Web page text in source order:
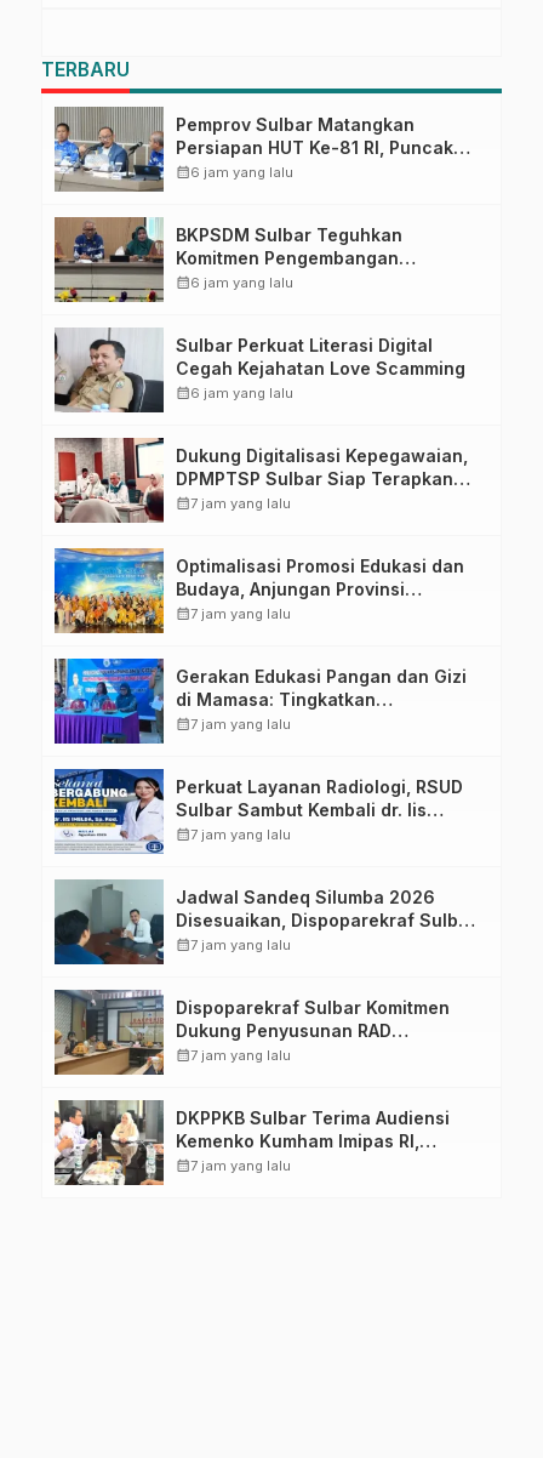
TERBARU
Pemprov Sulbar Matangkan
Persiapan HUT Ke-81 RI, Puncak
Upacara di Lapangan Ahmad
calendar_month6 jam yang lalu
BKPSDM Sulbar Teguhkan
Komitmen Pengembangan
Kompetensi ASN melalui
calendar_month6 jam yang lalu
Sulbar Perkuat Literasi Digital
Cegah Kejahatan Love Scamming
calendar_month6 jam yang lalu
Dukung Digitalisasi Kepegawaian,
DPMPTSP Sulbar Siap Terapkan
Aplikasi FLEKSI ASN
calendar_month7 jam yang lalu
Optimalisasi Promosi Edukasi dan
Budaya, Anjungan Provinsi
Sulawesi Barat Perkuat Kolaborasi
calendar_month7 jam yang lalu
Gerakan Edukasi Pangan dan Gizi
di Mamasa: Tingkatkan
Pengetahuan dan Keterampilan
calendar_month7 jam yang lalu
Perkuat Layanan Radiologi, RSUD
Sulbar Sambut Kembali dr. Iis
Imelda, Sp.Rad
calendar_month7 jam yang lalu
Jadwal Sandeq Silumba 2026
Disesuaikan, Dispoparekraf Sulbar
Pastikan Persiapan Tetap
calendar_month7 jam yang lalu
Dispoparekraf Sulbar Komitmen
Dukung Penyusunan RAD
TPB/SDGs Sulawesi Barat
calendar_month7 jam yang lalu
DKPPKB Sulbar Terima Audiensi
Kemenko Kumham Imipas RI,
Perkuat Pelayanan Kesehatan bagi
calendar_month7 jam yang lalu